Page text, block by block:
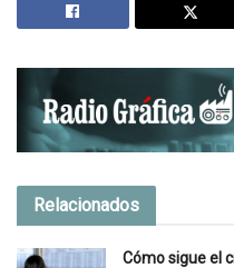
Relacionados
Cómo sigue el